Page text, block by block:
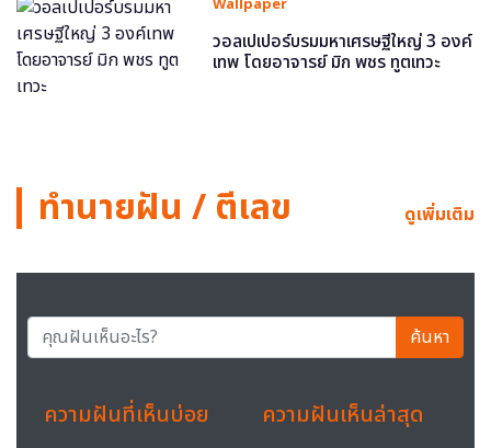
วอลเปเปอร์บรมมหาเศรษฐีใหญ่ 3 องค์
เทพ โดยอาจารย์ มิก พชร ทูตเทวะ
ทำนายฝัน / ตีเลข ดูเพิ่มเติม
ค้นหา
ความฝันที่เห็นบ่อย ความฝันเห็นล่าสุด